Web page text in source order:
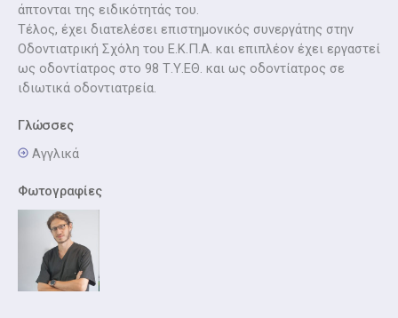
άπτονται της ειδικότητάς του.
Τέλος, έχει διατελέσει επιστημονικός συνεργάτης στην
Οδοντιατρική Σχόλη του Ε.Κ.Π.Α. και επιπλέον έχει εργαστεί
ως οδοντίατρος στο 98 Τ.Υ.ΕΘ. και ως οδοντίατρος σε
ιδιωτικά οδοντιατρεία.
Γλώσσες
Αγγλικά
Φωτογραφίες